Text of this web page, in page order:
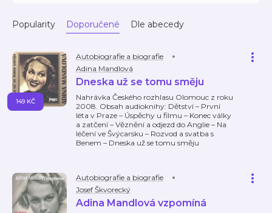
Popularity Doporučené Dle abecedy
Autobiografie a biografie
Adina Mandlová
Dneska už se tomu směju
Nahrávka Českého rozhlasu Olomouc z roku
2008. Obsah audioknihy: Dětství – První
léta v Praze – Úspěchy u filmu – Konec války
a zatčení – Věznění a odjezd do Anglie – Na
léčení ve Švýcarsku – Rozvod a svatba s
Benem – Dneska už se tomu směju
149 KČ
Autobiografie a biografie
Josef Škvorecký
Adina Mandlová vzpomíná